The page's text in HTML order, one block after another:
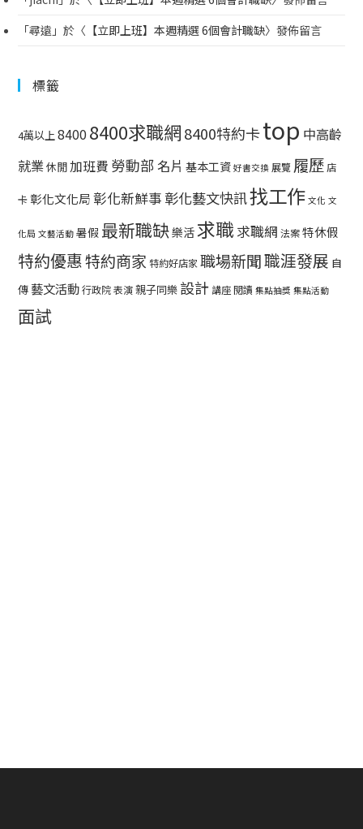
「尋遠 」於〈 【立即上班】本週精選 6個會計職缺〉發佈留言
標籤
4萬以上 8400 8400求職網8400特約卡top 中高齡
就業休閒加班費 勞動部 名片 基本工資 好書交換 展覽 履歷 店
卡彰化文化局 彰化新鮮事 彰化藝文快訊找工作 文化 文
化局 文藝活動 暑假 最新職缺樂活求職 求職網 法案特休假
特約優惠特約商家 特約好店家 職場新聞職涯發展 自
傳 藝文活動行政院表演親子同樂 設計 講座閱讀 集點抽獎 集點活動
面試